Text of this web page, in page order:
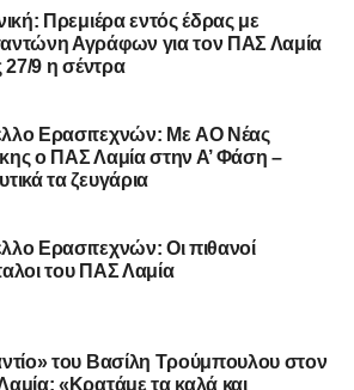
όπως οι Nocerina, S. Maria
έχοντας ξεκινήσει την
από τον Απόλλωνα Σμύρνης.
οικογένεια του Σαρωνικού και
και επιτυχίες.»
κυανόλευκα νέα στην Ελλάδα και τον
το lamiara.gr στο
Instagram
όλα τα νέα.
Πρεμιέρα εντός έδρας με
Αγράφων για τον ΠΑΣ Λαμία
27/9 η σέντρα
Ερασιτεχνών: Με AO Nέας
ο ΠΑΣ Λαμία στην Α’ Φάση –
τα ζευγάρια
Ερασιτεχνών: Οι πιθανοί
του ΠΑΣ Λαμία
του Βασίλη Τρούμπουλου στον
«Κρατάμε τα καλά και